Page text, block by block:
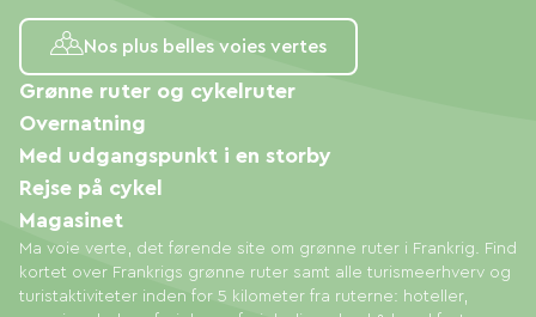
Nos plus belles voies vertes
Ma voie verte, det førende site om grønne ruter i Frankrig. Find
kortet over Frankrigs grønne ruter samt alle turismeerhverv og
turistaktiviteter inden for 5 kilometer fra ruterne: hoteller,
Grønne ruter og cykelruter
Overnatning
Med udgangspunkt i en storby
Rejse på cykel
Magasinet